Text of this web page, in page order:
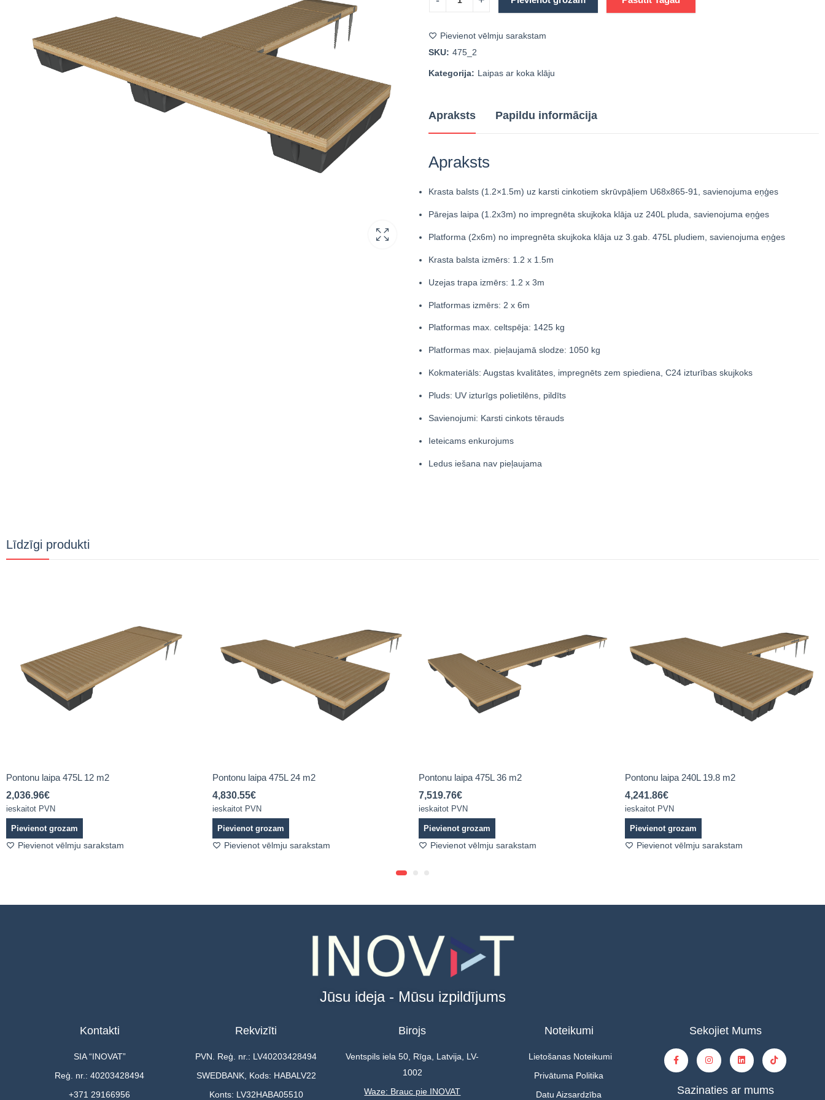
Pievienot vēlmju sarakstam
SKU: 475_2
Kategorija: Laipas ar koka klāju
Apraksts Papildu informācija
Apraksts
Krasta balsts (1.2×1.5m) uz karsti cinkotiem skrūvpāļiem U68x865-91, savienojuma eņģes
Pārejas laipa (1.2x3m) no impregnēta skujkoka klāja uz 240L pluda, savienojuma eņģes
Platforma (2x6m) no impregnēta skujkoka klāja uz 3.gab. 475L pludiem, savienojuma eņģes
Krasta balsta izmērs: 1.2 x 1.5m
Uzejas trapa izmērs: 1.2 x 3m
Platformas izmērs: 2 x 6m
Platformas max. celtspēja: 1425 kg
Platformas max. pieļaujamā slodze: 1050 kg
Kokmateriāls: Augstas kvalitātes, impregnēts zem spiediena, C24 izturības skujkoks
Pluds: UV izturīgs polietilēns, pildīts
Savienojumi: Karsti cinkots tērauds
Ieteicams enkurojums
Ledus iešana nav pieļaujama
Līdzīgi produkti
Pontonu laipa 475L 12 m2
2,036.96€
ieskaitot PVN
Pievienot grozam
Pievienot vēlmju sarakstam
Pontonu laipa 475L 24 m2
4,830.55€
ieskaitot PVN
Pievienot grozam
Pievienot vēlmju sarakstam
Pontonu laipa 475L 36 m2
7,519.76€
ieskaitot PVN
Pievienot grozam
Pievienot vēlmju sarakstam
Pontonu laipa 240L 19.8 m2
4,241.86€
ieskaitot PVN
Pievienot grozam
Pievienot vēlmju sarakstam
Jūsu ideja - Mūsu izpildījums
Kontakti
SIA “INOVAT”
Reģ. nr.: 40203428494
+371 29166956
Rekvizīti
PVN. Reģ. nr.: LV40203428494
SWEDBANK, Kods: HABALV22
Konts: LV32HABA05510
Birojs
Ventspils iela 50, Rīga, Latvija, LV-
1002
Waze: Brauc pie INOVAT
Noteikumi
Lietošanas Noteikumi
Privātuma Politika
Datu Aizsardzība
Sekojiet Mums
Sazinaties ar mums